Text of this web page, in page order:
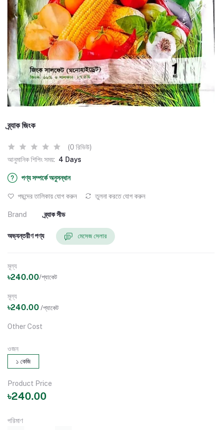
ব্র্যাক জিংক
(0 রিভিউ)
আনুমানিক শিপিং সময়: 4 Days
পণ্য সম্পর্কে অনুসন্ধান
পছন্দের তালিকায় যোগ করুন তুলনা করতে যোগ করুন
Brand ব্র্যাক সীড
অভ্যন্তরীণ পণ্য মেসেজ সেলার
মূল্য
৳240.00/প্যাকেট
মূল্য
৳240.00 /প্যাকেট
Other Cost
ওজন
১ কেজি
Product Price
৳240.00
পরিমাণ